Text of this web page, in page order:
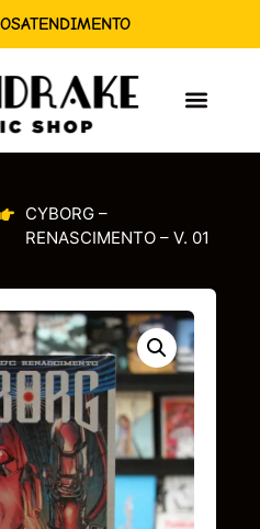
ATENDIMENTO
CYBORG –
RENASCIMENTO – V. 01